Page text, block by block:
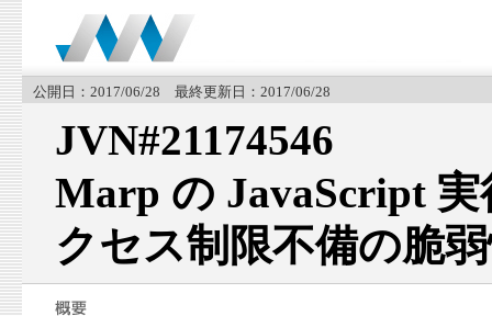
公開日：2017/06/28 最終更新日：2017/06/28
JVN#21174546
Marp の JavaScript
クセス制限不備の脆